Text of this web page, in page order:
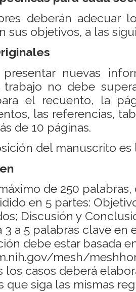
deberán adecuar
sus objetivos, a las
nuevas
no debe
el recuento, la
las referencias,
de 10 páginas.
del manuscrito es
de 250
en 5 partes:
Discusión y
3 a 5 palabras clave en
debe estar basada
mesh/
los casos deberá
que siga las mismas